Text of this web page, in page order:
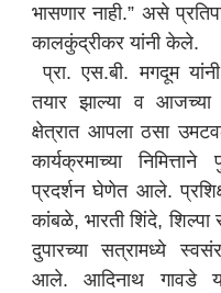
भासणार नाही.” असे
कालकुंद्रीकर यांनी केले.
प्रा. एस.बी. मगदूम
तयार झाल्या व आजच्या
क्षेत्रात आपला ठसा
कार्यक्रमाच्या
प्रदर्शन घेणेत आले.
कांबळे, भारती शिंदे,
दुपारच्या सत्रामध्ये
आले. आदिनाथ गावडे